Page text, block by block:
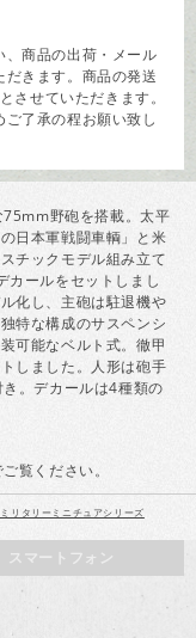
商品の出荷・メール
きます。商品の発送
させていただきます。
了承の程お願い致し
野砲を搭載。太平
日本軍戦闘車輌」と米
チックモデル組み立て
カールをセットしまし
化し、主砲は駐退機や
特な構成のサスペンシ
可能なベルト式。徹甲
しました。人形は砲手
。デカールは4種類の
覧ください。
リタリーミニチュアシリーズ
スマートフォン